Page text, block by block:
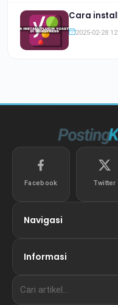
Cara
2025-02-28
Facebook Twitter
Navigasi
Informasi